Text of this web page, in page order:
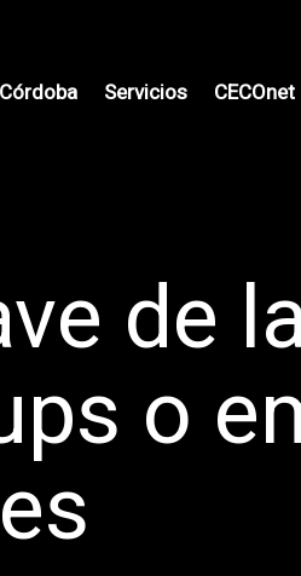
Servicios CECOnet
de
o